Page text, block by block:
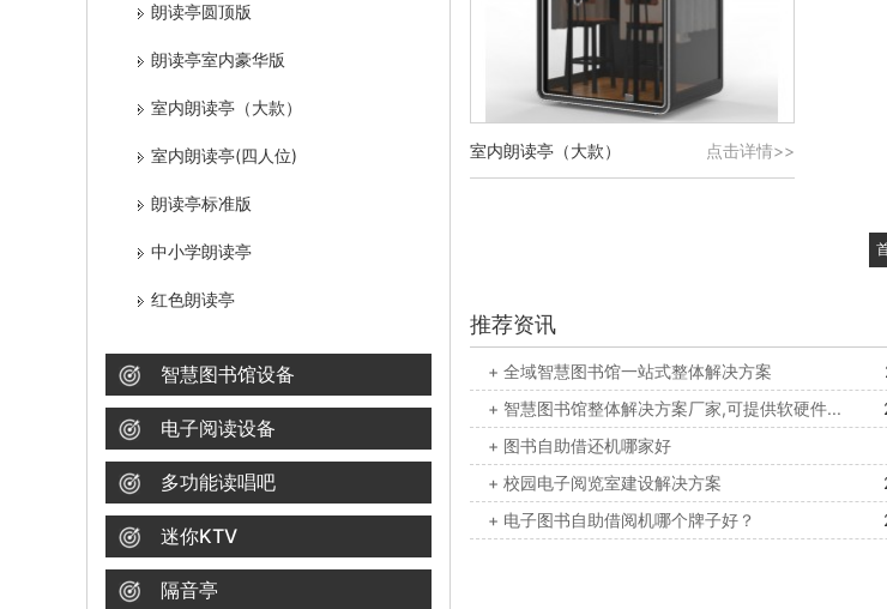
朗读亭圆顶版
朗读亭室内豪华版
室内朗读亭（大款）
室内朗读亭(四人位)
朗读亭标准版
中小学朗读亭
红色朗读亭
智慧图书馆设备
电子阅读设备
多功能读唱吧
迷你KTV
隔音亭
室内朗读亭（大款） 点击详情>>
推荐资讯
+ 全域智慧图书馆一站式整体解决方案
+ 智慧图书馆整体解决方案厂家,可提供软硬件...
+ 图书自助借还机哪家好
+ 校园电子阅览室建设解决方案
+ 电子图书自助借阅机哪个牌子好？